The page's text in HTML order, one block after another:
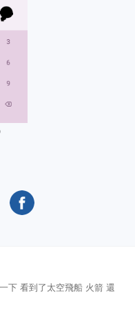
下 看到了太空飛船 火箭 還